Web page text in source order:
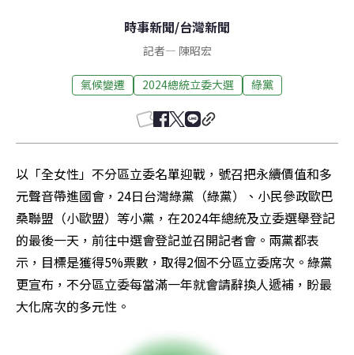
時事新聞/台灣新聞
記者— 陳昭宏
氣候變遷 2024總統立委大選 綠黨
以「全女性」不分區立委名單迎戰，號召把永續價值和多
元聲音帶進國會，24日台灣綠黨（綠黨）、小民參政歐巴
桑聯盟（小歐盟）等小黨，在2024年總統及立委選舉登記
的最後一天，前往中選會登記並召開記者會。兩黨都表
示，目標是獲得5%票數，取得2個不分區立委席次。綠黨
更宣布，不分區立委每當滿一年就會請辭換人遞補，盼最
大化席次的多元性。